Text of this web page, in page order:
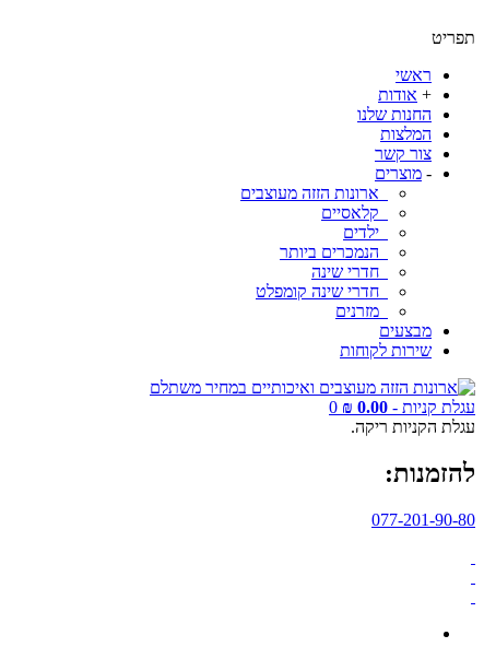
תפריט
ראשי
+ אודות
החנות שלנו
המלצות
צור קשר
- מוצרים
ארונות הזזה מעוצבים
קלאסיים
ילדים
הנמכרים ביותר
חדרי שינה
חדרי שינה קומפלט
מזרנים
מבצעים
שירות לקוחות
עגלת קניות - 0.00 ₪
0
עגלת הקניות ריקה.
להזמנות:
077-201-90-80